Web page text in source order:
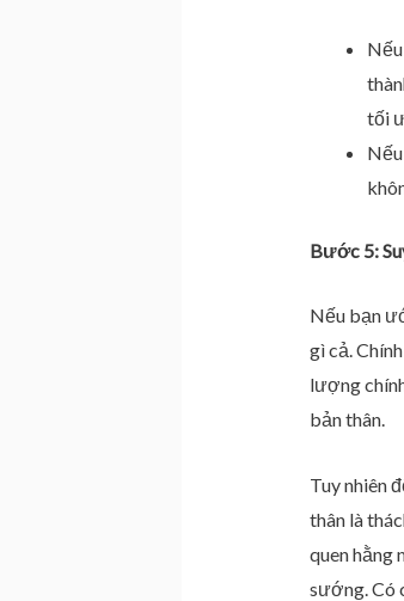
tối
Bước 5:
Nếu bạn
gì cả.
lượng
bản thân.
Tuy nhiên
thân là
quen hằng
sướng. Có